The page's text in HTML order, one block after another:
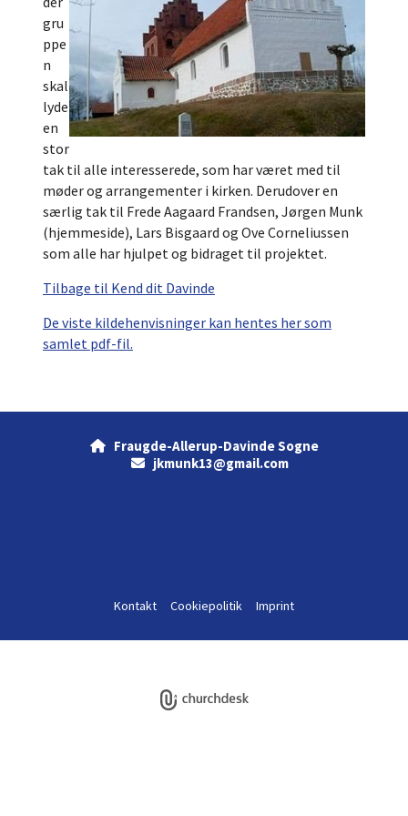
gru
ppe
n
skal
lyde
en
stor
tak til alle interesserede, som har været med til
møder og arrangementer i kirken. Derudover en
særlig tak til Frede Aagaard Frandsen, Jørgen Munk
(hjemmeside), Lars Bisgaard og Ove Corneliussen
som alle har hjulpet og bidraget til projektet.
Tilbage til Kend dit Davinde
De viste kildehenvisninger kan hentes her som
samlet pdf-fil.
Fraugde-Allerup-Davinde Sogne
jkmunk13@gmail.com
Kontakt Cookiepolitik Imprint